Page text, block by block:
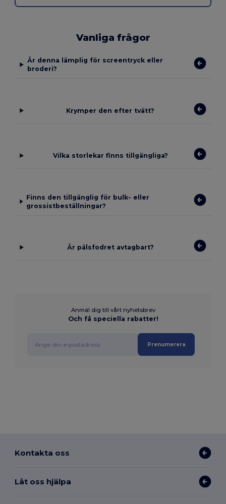
Vanliga frågor
Är denna lämplig för screentryck eller
broderi?
Krymper den efter tvätt?
Vilka storlekar finns tillgängliga?
Finns den tillgänglig för bulk- eller
grossistbeställningar?
Är pälsfodret avtagbart?
Anmäl dig till vårt nyhetsbrev
Och få speciella rabatter!
Prenumerera
Kontakta oss
Låt oss hjälpa